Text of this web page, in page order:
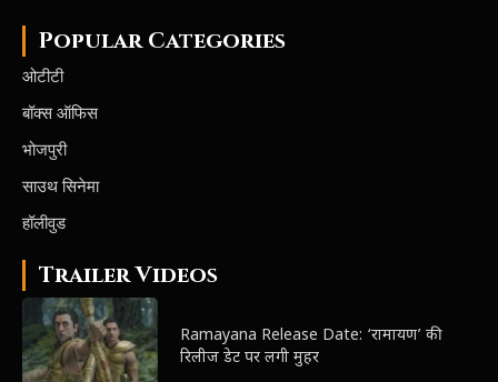
Popular Categories
ओटीटी
बॉक्स ऑफिस
भोजपुरी
साउथ सिनेमा
हॉलीवुड
Trailer Videos
Ramayana Release Date: ‘रामायण’ की
रिलीज डेट पर लगी मुहर